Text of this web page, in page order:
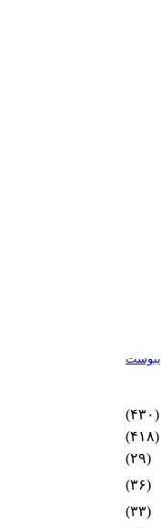
یبوست
(۴۳۰)
(۴۱۸)
(۲۹)
(۳۶)
(۳۳)